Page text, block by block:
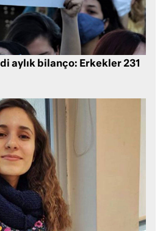
aylık bilanço: Erkekler 231